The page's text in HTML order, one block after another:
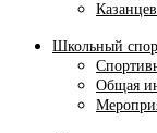
Школьный
Общая